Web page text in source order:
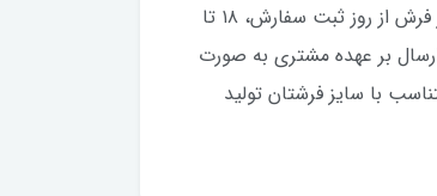
باشند، می توانید در قبال 100 هزار تومان بیشتر، سایزهای غیر استاندارد نیز سفارش دهید. مدت زمان مورد نیاز برای تولید این کاور فرش از روز ثبت سفارش، ۱۸ تا
بر عهده مشتری به صورت
با سایز فرشتان تولید